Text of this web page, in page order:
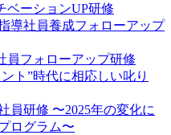
ベーションUP研修
導社員養成フォローアップ
員フォローアップ研修
ト”時代に相応しい叱り
員研修 〜2025年の変化に
ログラム〜